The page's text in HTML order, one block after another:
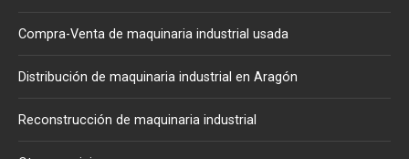
Compra-Venta de maquinaria industrial usada
Distribución de maquinaria industrial en Aragón
Reconstrucción de maquinaria industrial